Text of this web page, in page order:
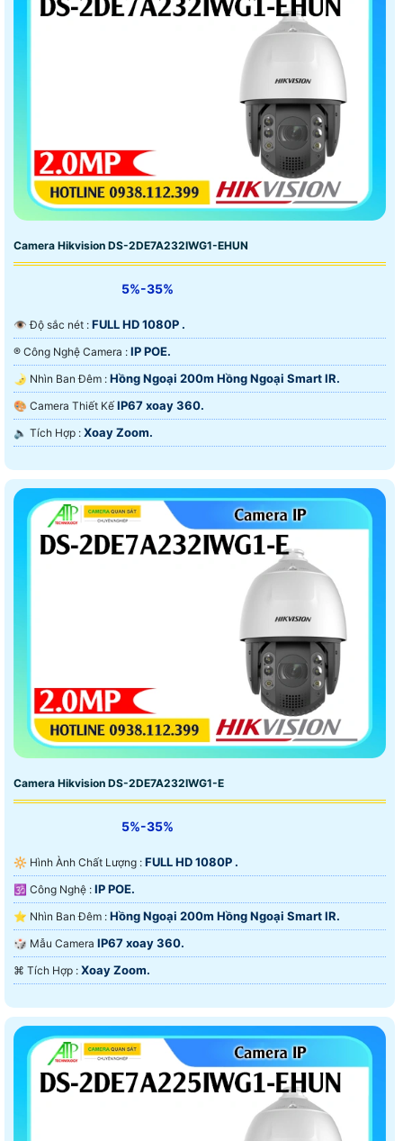
Camera Hikvision DS-2DE7A232IWG1-EHUN
5%-35%
👁 Độ sắc nét : FULL HD 1080P .
®️ Công Nghệ Camera : IP POE.
🌛 Nhìn Ban Đêm : Hồng Ngoại 200m Hồng Ngoại Smart IR.
🎨 Camera Thiết Kế IP67 xoay 360.
️🔈 Tích Hợp : Xoay Zoom.
Camera Hikvision DS-2DE7A232IWG1-E
5%-35%
🔆 Hình Ành Chất Lượng : FULL HD 1080P .
🕉️ Công Nghệ : IP POE.
⭐ Nhìn Ban Đêm : Hồng Ngoại 200m Hồng Ngoại Smart IR.
🎲 Mẫu Camera IP67 xoay 360.
️⌘ Tích Hợp : Xoay Zoom.